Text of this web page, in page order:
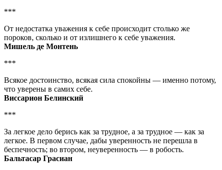
***
От недостатка уважения к себе происходит столько же
пороков, сколько и от излишнего к себе уважения.
Мишель де Монтень
***
Всякое достоинство, всякая сила спокойны — именно потому,
что уверены в самих себе.
Виссарион Белинский
***
За легкое дело берись как за трудное, а за трудное — как за
легкое. В первом случае, дабы уверенность не перешла в
беспечность; во втором, неуверенность — в робость.
Бальтасар Грасиан